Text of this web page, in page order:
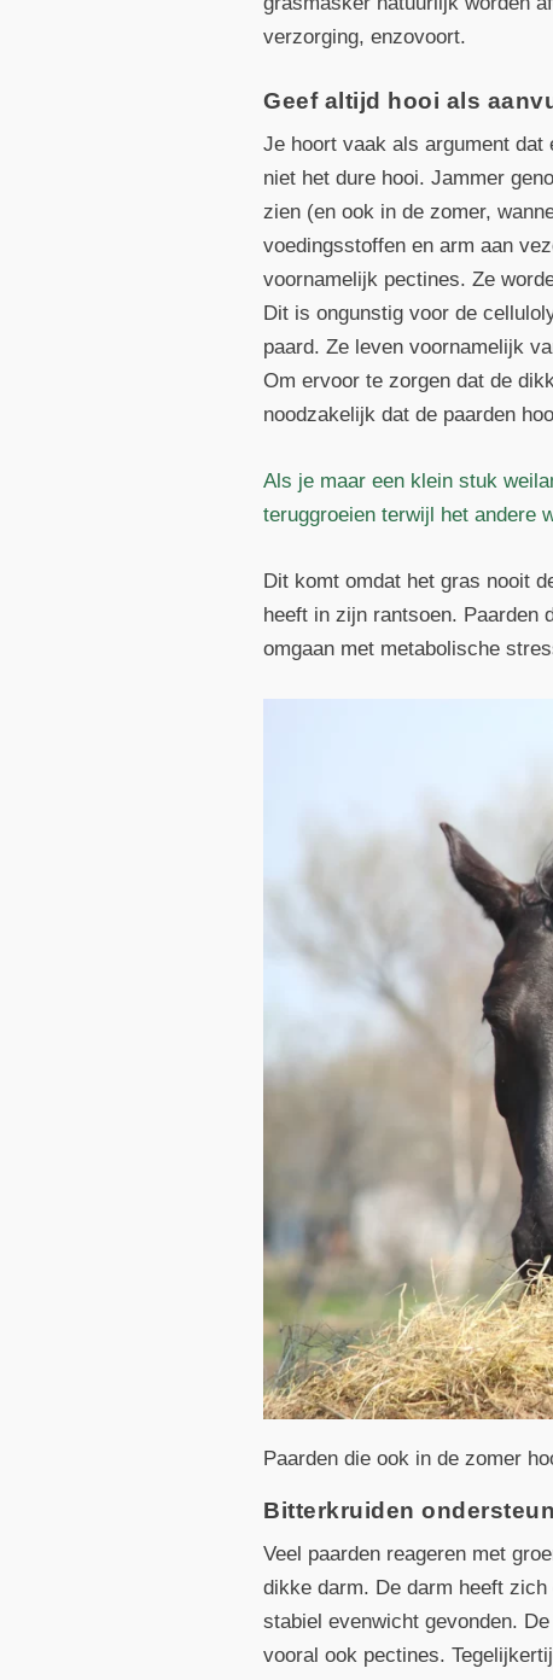
verzorging, enzovoort.
Geef altijd hooi als
Je hoort vaak als argument dat
niet het dure hooi. Jammer
zien (en ook in de zomer,
voedingsstoffen en arm aan
voornamelijk pectines. Ze
Dit is ongunstig voor de
paard. Ze leven voornamelijk
Om ervoor te zorgen dat de
noodzakelijk dat de paarden
Als je maar een klein stuk
teruggroeien terwijl het andere
Dit komt omdat het gras nooit
heeft in zijn rantsoen. Paarden
omgaan met metabolische
Paarden die ook in de zomer
Bitterkruiden
Veel paarden reageren met
dikke darm. De darm heeft
stabiel evenwicht gevonden.
vooral ook pectines.